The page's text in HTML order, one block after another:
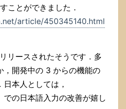
ことができました．
article/450345140.html
リースされたそうです．多
，開発中の 3 からの機能の
本人としては，
の日本語入力の改善が嬉し